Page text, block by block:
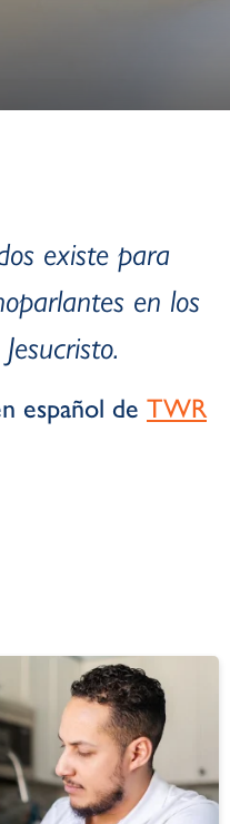
existe para
en los
español de TWR